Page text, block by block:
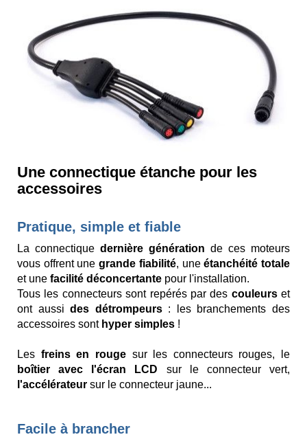
Une connectique étanche pour les
accessoires
Pratique, simple et fiable
La connectique dernière génération de ces moteurs
vous offrent unegrande fiabilité, uneétanchéité totale
et une facilité déconcertante pour l'installation.
Tous les connecteurs sont repérés par des couleurset
ont aussides détrompeurs: les branchements des
accessoires sont hyper simples !
Les freins en rougesur les connecteurs rouges, le
boîtier avec l'écran LCD sur le connecteur vert,
l'accélérateur sur le connecteur jaune...
Facile à brancher